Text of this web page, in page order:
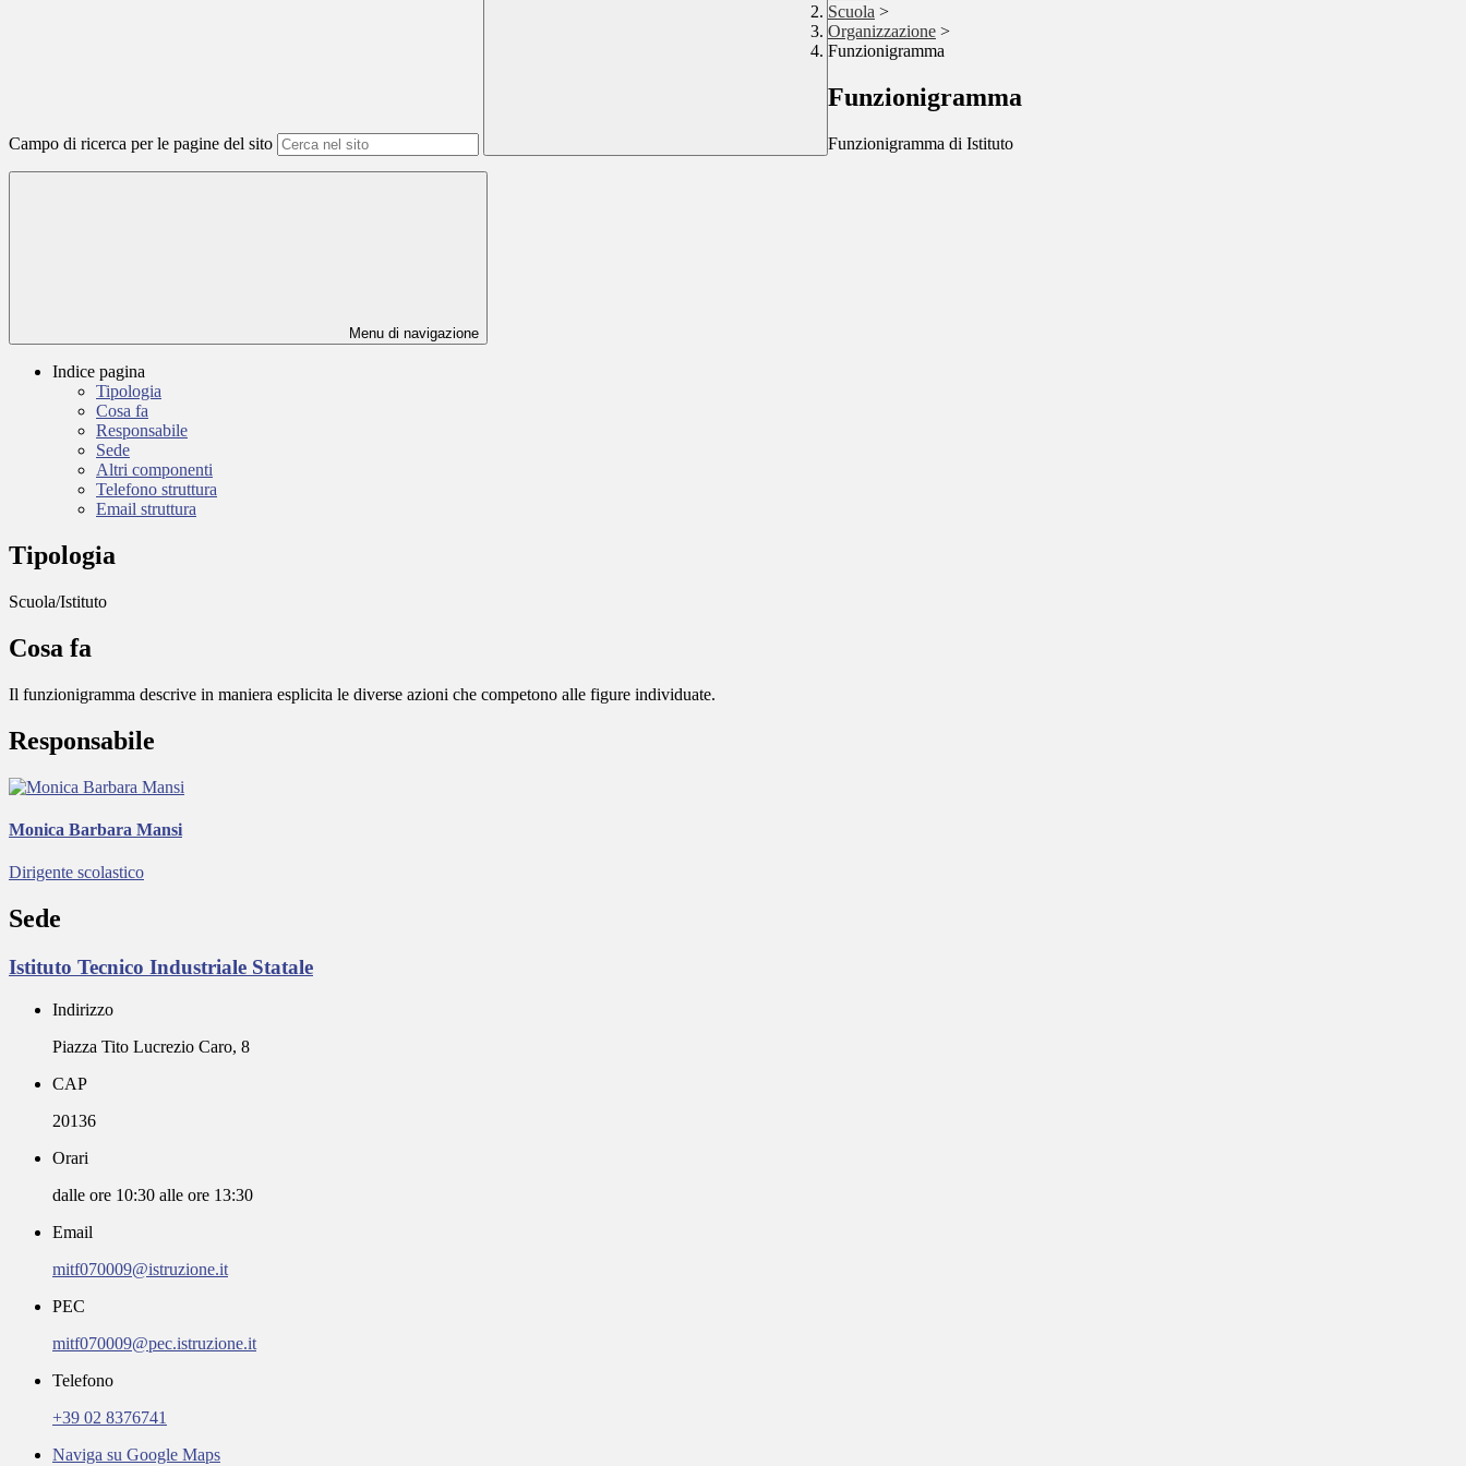
Campo di ricerca per le pagine del sito
Scuola >
Organizzazione >
Funzionigramma
Funzionigramma
Funzionigramma di Istituto
Menu di navigazione
Indice pagina
Tipologia
Cosa fa
Responsabile
Sede
Altri componenti
Telefono struttura
Email struttura
Tipologia
Scuola/Istituto
Cosa fa
Il funzionigramma descrive in maniera esplicita le diverse azioni che competono alle figure individuate.
Responsabile
Monica Barbara Mansi
Dirigente scolastico
Sede
Istituto Tecnico Industriale Statale
Indirizzo
Piazza Tito Lucrezio Caro, 8
CAP
20136
Orari
dalle ore 10:30 alle ore 13:30
Email
mitf070009@istruzione.it
PEC
mitf070009@pec.istruzione.it
Telefono
+39 02 8376741
Naviga su Google Maps